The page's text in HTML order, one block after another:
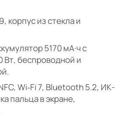
корпус из стекла и
5170 мА·ч с
Вт, беспроводной и
Wi‑Fi 7, Bluetooth 5.2, ИК-
пальца в экране,